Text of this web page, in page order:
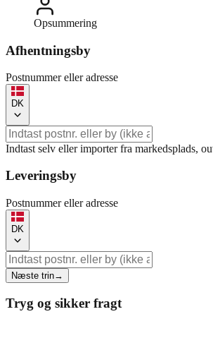
Opsummering
Afhentningsby
Postnummer eller adresse
DK
Indtast selv eller importer fra markedsplads,
Leveringsby
Postnummer eller adresse
DK
Næste trin→
Tryg og sikker fragt